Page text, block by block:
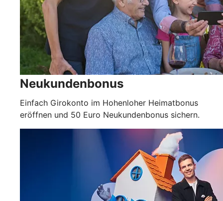
Neukundenbonus
Einfach Girokonto im Hohenloher Heimatbonus
eröffnen und 50 Euro Neukundenbonus sichern.